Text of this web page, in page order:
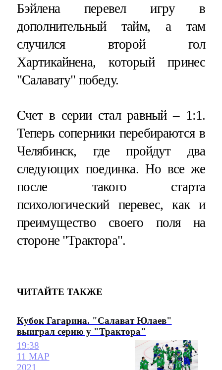
Бэйлена перевел игру в
дополнительный тайм, а там
случился второй гол
Хартикайнена, который принес
"Салавату" победу.
Счет в серии стал равный – 1:1.
Теперь соперники перебираются в
Челябинск, где пройдут два
следующих поединка. Но все же
после такого старта
психологический перевес, как и
преимущество своего поля на
стороне "Трактора".
ЧИТАЙТЕ ТАКЖЕ
Кубок Гагарина. "Салават Юлаев"
выиграл серию у "Трактора"
19:38
11 МАР
2021